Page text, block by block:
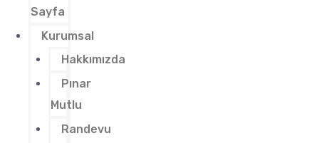
Sayfa
Kurumsal
Hakkımızda
Pınar
Mutlu
Randevu